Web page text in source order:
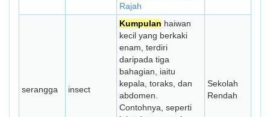
Rajah
serangga insect
Kumpulan haiwan
kecil yang berkaki
enam, terdiri
daripada tiga
bahagian, iaitu
kepala, toraks, dan
abdomen.
Contohnya, seperti
Sekolah
Rendah